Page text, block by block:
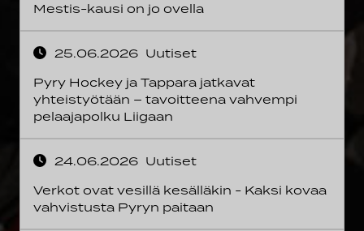
Mestis-kausi on jo ovella
25.06.2026 Uutiset
Pyry Hockey ja Tappara jatkavat
yhteistyötään – tavoitteena vahvempi
pelaajapolku Liigaan
24.06.2026 Uutiset
Verkot ovat vesillä kesälläkin - Kaksi kovaa
vahvistusta Pyryn paitaan